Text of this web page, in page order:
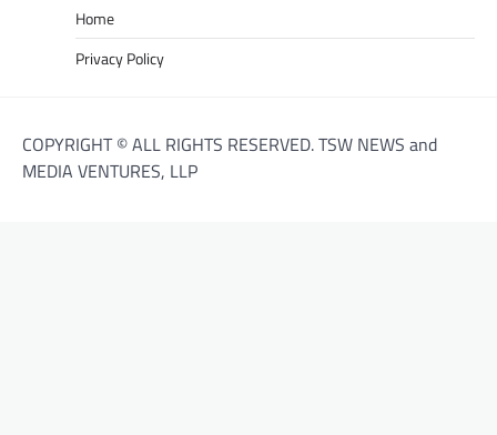
Home
Privacy Policy
COPYRIGHT © ALL RIGHTS RESERVED. TSW NEWS and
MEDIA VENTURES, LLP